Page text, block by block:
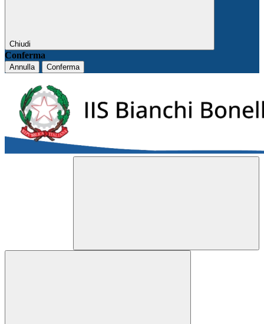
Chiudi
Conferma
Annulla Conferma